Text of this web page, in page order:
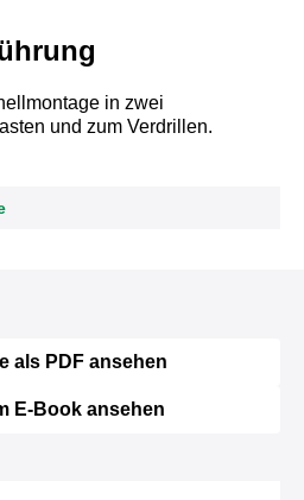
in zwei
und zum Verdrillen.
als PDF ansehen
E-Book ansehen